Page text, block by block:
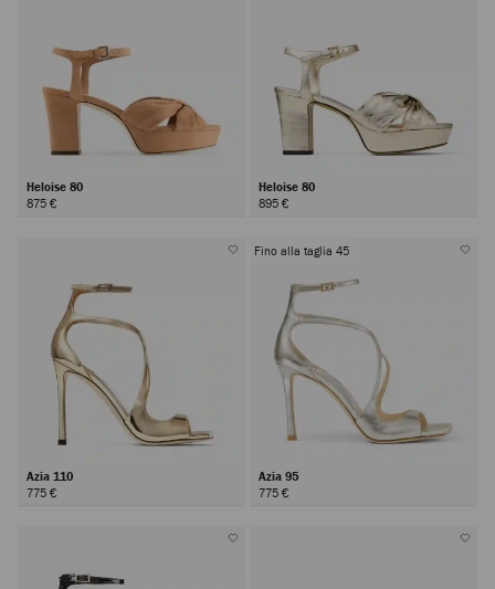
Heloise 80
875 €
Heloise 80
895 €
Azia 110
775 €
Fino alla taglia 45
Azia 95
775 €